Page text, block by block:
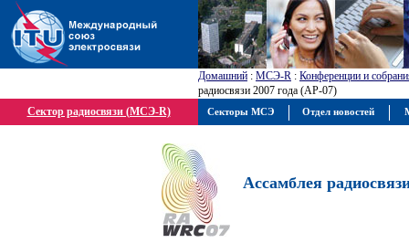
Домашний : МСЭ-R : Конференции и
радиосвязи 2007 года (АР-07)
Сектор радиосвязи (МСЭ-R)
Ассамблея
Секторы МСЭ Отдел новостей